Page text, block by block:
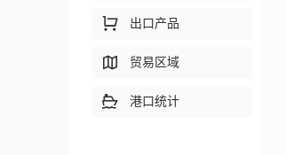
出口产品
贸易区域
港口统计